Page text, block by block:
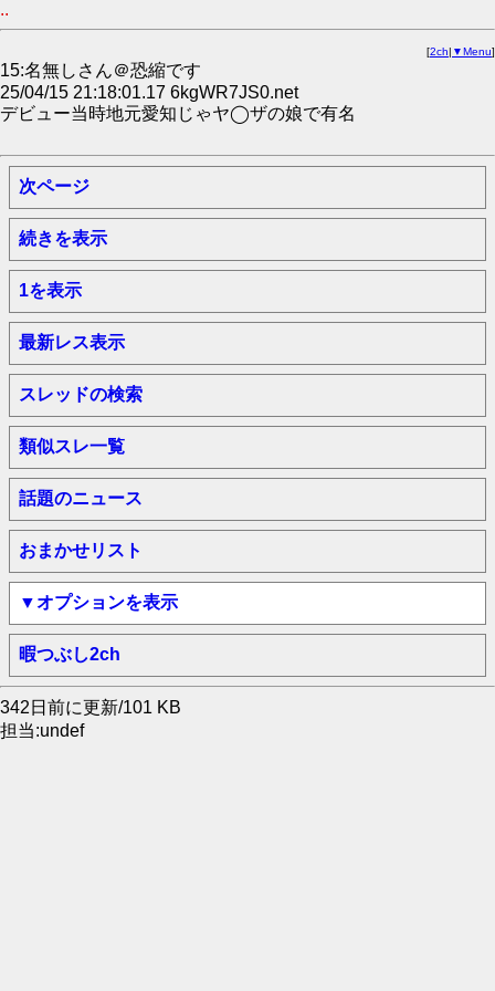
..
[2ch| ▼Menu]
15:名無しさん＠恐縮です
25/04/15 21:18:01.17 6kgWR7JS0.net
デビュー当時地元愛知じゃヤ◯ザの娘で有名
次ページ
続きを表示
1を表示
最新レス表示
スレッドの検索
類似スレ一覧
話題のニュース
おまかせリスト
▼オプションを表示
暇つぶし2ch
342日前に更新/101 KB
担当:undef